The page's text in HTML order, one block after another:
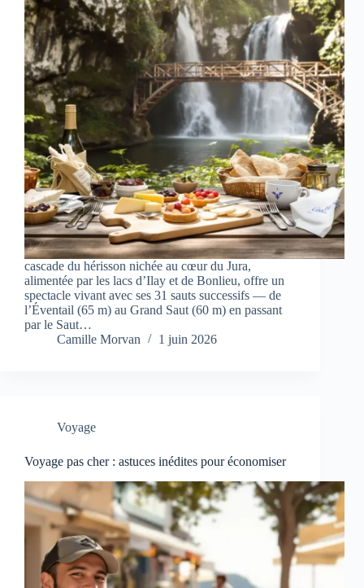
cascade du hérisson nichée au cœur du Jura,
alimentée par les lacs d’Ilay et de Bonlieu, offre un
spectacle vivant avec ses 31 sauts successifs — de
l’Éventail (65 m) au Grand Saut (60 m) en passant
par le Saut…
Camille Morvan
1 juin 2026
Voyage
Voyage pas cher : astuces inédites pour économiser